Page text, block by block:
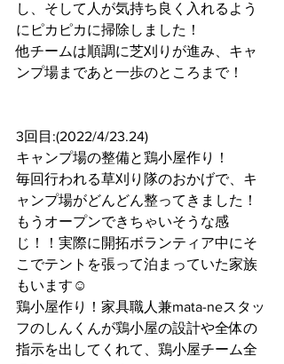
し、そして人が気持ち良く入れるよう
にピカピカに掃除しました！
他チームは順調に芝刈りが進み、キャ
ンプ場まであと一歩のところまで！
3回目:(2022/4/23.24)
キャンプ場の整備と鶏小屋作り！
毎回行われる草刈り隊のおかげで、キ
ャンプ場がどんどん整ってきました！
もうオープンできちゃいそうな感
じ！！実際に開拓ボランティア中にそ
こでテントを張って泊まっていた家族
もいます☺️
鶏小屋作り！家具職人兼mata-neスタッ
フのしんくんが鶏小屋の設計や全体の
指示を出してくれて、鶏小屋チーム全